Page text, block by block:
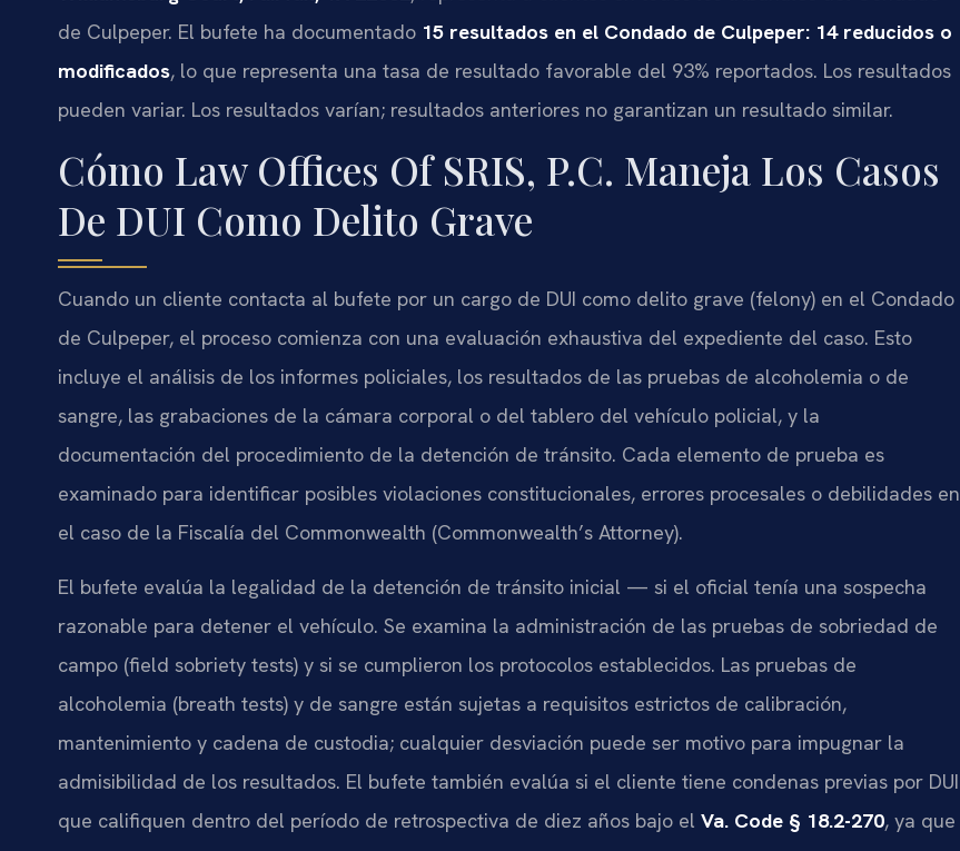
de Culpeper. El bufete ha documentado 15 resultados en el Condado de Culpeper: 14 reducidos o
modificados, lo que representa una tasa de resultado favorable del 93% reportados. Los resultados
pueden variar. Los resultados varían; resultados anteriores no garantizan un resultado similar.
Cómo Law Offices Of SRIS, P.C. Maneja Los Casos
De DUI Como Delito Grave
Cuando un cliente contacta al bufete por un cargo de DUI como delito grave (felony) en el Condado
de Culpeper, el proceso comienza con una evaluación exhaustiva del expediente del caso. Esto
incluye el análisis de los informes policiales, los resultados de las pruebas de alcoholemia o de
sangre, las grabaciones de la cámara corporal o del tablero del vehículo policial, y la
documentación del procedimiento de la detención de tránsito. Cada elemento de prueba es
examinado para identificar posibles violaciones constitucionales, errores procesales o debilidades en
el caso de la Fiscalía del Commonwealth (Commonwealth’s Attorney).
El bufete evalúa la legalidad de la detención de tránsito inicial — si el oficial tenía una sospecha
razonable para detener el vehículo. Se examina la administración de las pruebas de sobriedad de
campo (field sobriety tests) y si se cumplieron los protocolos establecidos. Las pruebas de
alcoholemia (breath tests) y de sangre están sujetas a requisitos estrictos de calibración,
mantenimiento y cadena de custodia; cualquier desviación puede ser motivo para impugnar la
admisibilidad de los resultados. El bufete también evalúa si el cliente tiene condenas previas por DUI
que califiquen dentro del período de retrospectiva de diez años bajo el Va. Code § 18.2-270, ya que